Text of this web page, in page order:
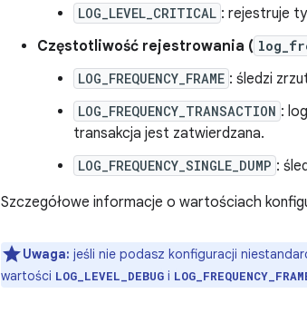
LOG_LEVEL_CRITICAL : rejestruje
Częstotliwość rejestrowania (
LOG_FREQUENCY_FRAME : śledzi
LOG_FREQUENCY_TRANSACTION :
transakcja jest zatwierdzana.
LOG_FREQUENCY_SINGLE_DUMP :
Szczegółowe informacje o wartościach
Uwaga: jeśli nie podasz konfiguracji
wartości LOG_LEVEL_DEBUG i